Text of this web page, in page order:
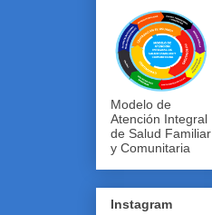
Modelo de
Atención Integral
de Salud Familiar
y Comunitaria
Instagram